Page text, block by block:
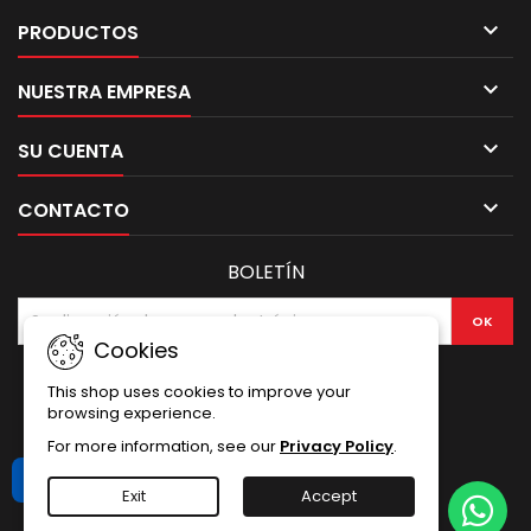
PRODUCTOS 
NUESTRA EMPRESA 
SU CUENTA 
CONTACTO 
Cookies
This shop uses cookies to improve your
browsing experience.
For more information, see our Privacy Policy.
Exit Accept
BOLETÍN
Libro de Reclamaciones